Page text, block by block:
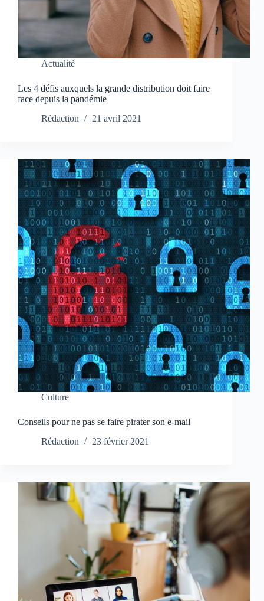
Actualité
Les 4 défis auxquels la grande distribution doit faire
face depuis la pandémie
Rédaction
21 avril 2021
Culture
Conseils pour ne pas se faire pirater son e-mail
Rédaction
23 février 2021